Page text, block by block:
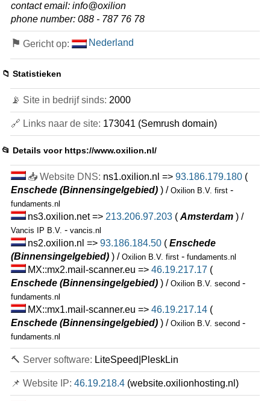
contact email: info@oxilion
phone number: 088 - 787 76 78
⚑ Gericht op: Nederland
📁 Statistieken
📡 Site in bedrijf sinds: 2000
🔗 Links naar de site: 173041 (Semrush domain)
📂 Details voor https://www.oxilion.nl/
📥 Website DNS: ns1.oxilion.nl => 93.186.179.180 (
Enschede (Binnensingelgebied) ) / Oxilion B.V. first -
fundaments.nl
ns3.oxilion.net => 213.206.97.203 ( Amsterdam ) /
Vancis IP B.V. - vancis.nl
ns2.oxilion.nl => 93.186.184.50 ( Enschede
(Binnensingelgebied) ) / Oxilion B.V. first - fundaments.nl
MX::mx2.mail-scanner.eu => 46.19.217.17 (
Enschede (Binnensingelgebied) ) / Oxilion B.V. second -
fundaments.nl
MX::mx1.mail-scanner.eu => 46.19.217.14 (
Enschede (Binnensingelgebied) ) / Oxilion B.V. second -
fundaments.nl
🔨 Server software: LiteSpeed|PleskLin
📌 Website IP: 46.19.218.4 (website.oxilionhosting.nl)